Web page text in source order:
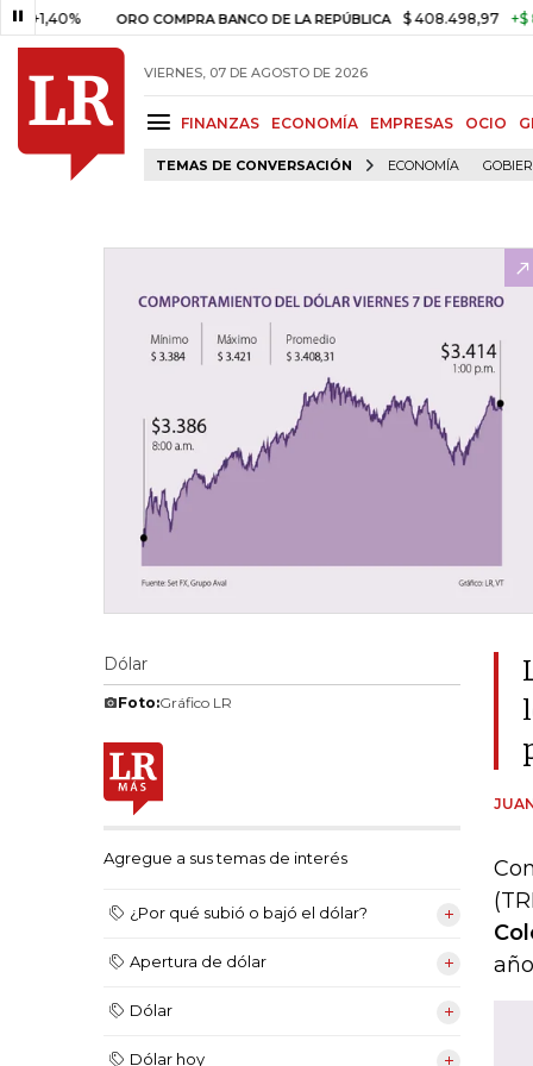
ORO COMPRA BANCO DE LA REPÚBLICA $ 408.498,97 +$ 8.753,81
VIERNES, 07 DE AGOSTO DE 2026
FINANZAS ECONOMÍA EMPRESAS OCIO
TEMAS DE CONVERSACIÓN ECONOMÍA
Dólar
Foto:Gráfico LR
Agregue a sus temas de interés
¿Por qué subió o bajó el dólar?
Apertura de dólar
Dólar
Dólar hoy